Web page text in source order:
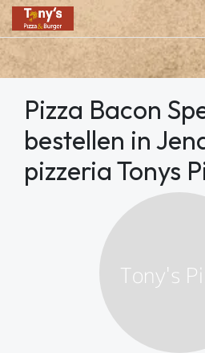
Pizza Bacon
bestellen in
pizzeria Tonys